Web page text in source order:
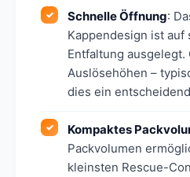
Schnelle Öffnung:
Kappendesign ist
Entfaltung
Auslösehöhen –
dies ein
Kompaktes
Packvolumen
kleinsten Rescue-